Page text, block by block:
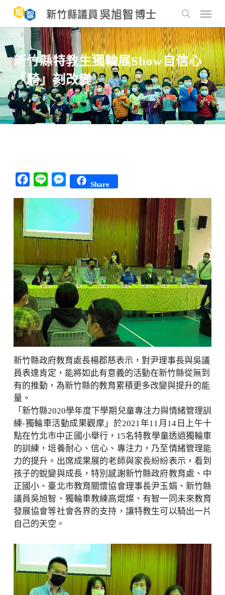
main
content search
Menu
新竹縣特教生獨輪展Show自信心
「騎」刻改變
Facebook
Line Messenger
Share
新竹縣政府教育處長楊郡慈表示，對尹理事長與吳議
員表達肯定，能將如此有意義的活動在新竹縣從無到
有的推動，為新竹縣的教育累積更多改變與提升的能
量。
「新竹縣2020學年度下學期兒童專注力與情緒管理訓
練-獨輪車活動成果觀摩」於2021年11月14日上午十
點在竹北市中正國小舉行，15名特教學童透過獨輪車
的訓練，培養耐心、信心、專注力，乃至情緒管理能
力的提升。出席成果展的老師與家長紛紛表示，看到
孩子的蛻變與成長，特別感謝新竹縣政府教育處、中
正國小、臺北市教育關懷協會理事長尹玉娟、新竹縣
議員吳旭智、獨輪車教練高焜燦、有智一同未來教育
發展協會等社會各界的支持，讓特教生可以騎出一片
自己的天空。